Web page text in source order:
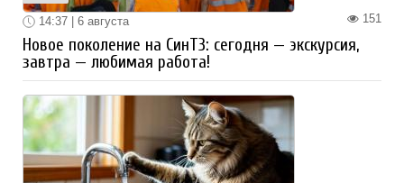
151
14:37 | 6 августа
Новое поколение на СинТЗ: сегодня — экскурсия,
завтра — любимая работа!